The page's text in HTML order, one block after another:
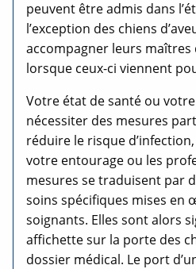
peuvent être admis dans
l’exception des chiens
accompagner leurs maîtres
lorsque ceux-ci viennent
Votre état de santé ou
nécessiter des mesures
réduire le risque
votre entourage ou les
mesures se traduisent par
soins spécifiques mises en
soignants. Elles sont alors
affichette sur la porte des
dossier médical. Le port